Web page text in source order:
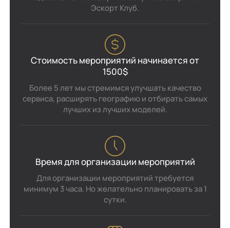
Эскорт Клуб.
Стоимость мероприятий начинается от
1500$
Более 5 лет мы стремимся улучшать качество
сервиса, расширять географию и отбирать самых
лучших из лучших моделей.
Время для организации мероприятий
Для организации мероприятий требуется
минимум 3 часа. Но желательно планировать за 1
сутки.